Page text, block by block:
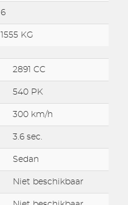
6
1555 KG
2891 CC
540 PK
300 km/h
3.6 sec.
Sedan
Niet beschikbaar